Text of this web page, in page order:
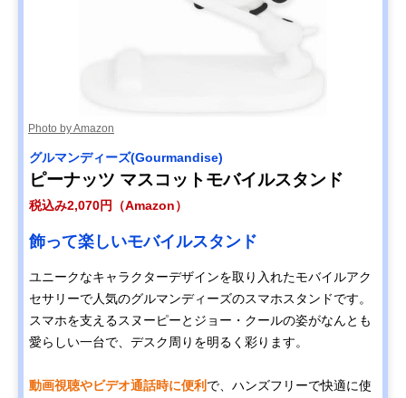
Photo by Amazon
グルマンディーズ(Gourmandise)
ピーナッツ マスコットモバイルスタンド
税込み2,070円（Amazon）
飾って楽しいモバイルスタンド
ユニークなキャラクターデザインを取り入れたモバイルアク
セサリーで人気のグルマンディーズのスマホスタンドです。
スマホを支えるスヌーピーとジョー・クールの姿がなんとも
愛らしい一台で、デスク周りを明るく彩ります。
動画視聴やビデオ通話時に便利 で、ハンズフリーで快適に使